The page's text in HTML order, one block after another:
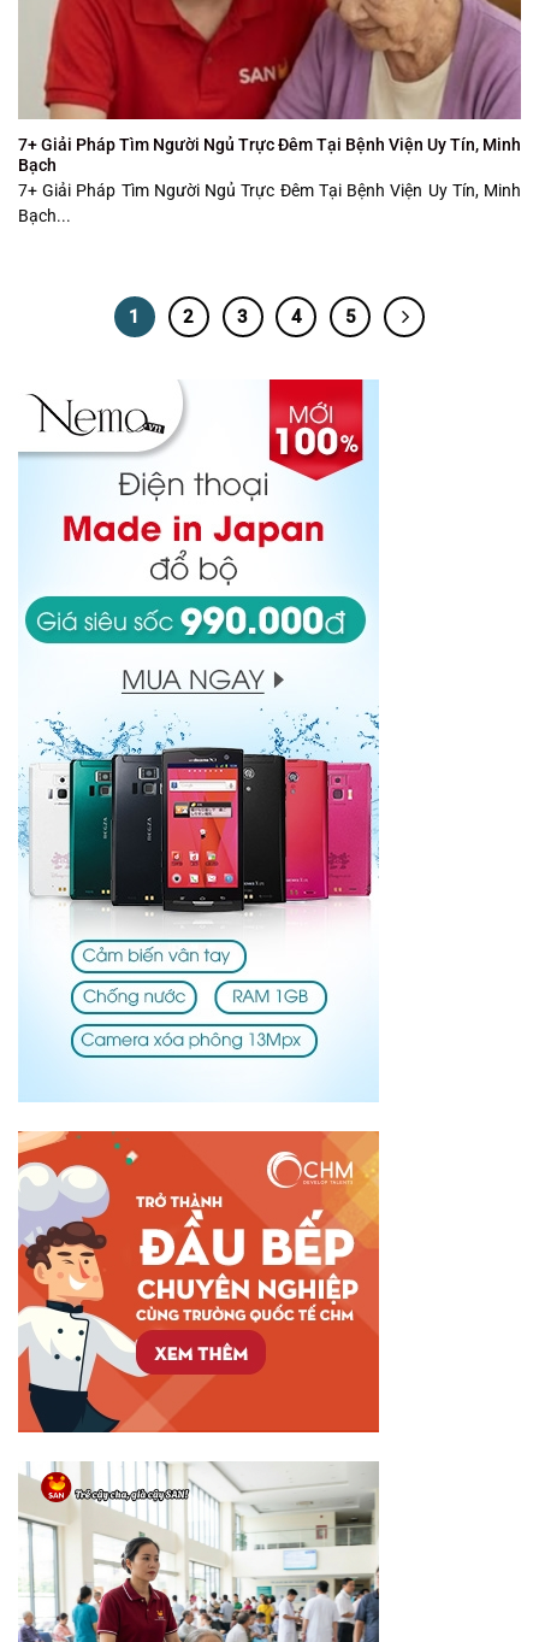
7+ Giải Pháp Tìm Người Ngủ Trực Đêm Tại Bệnh Viện Uy Tín, Minh
Bạch
7+ Giải Pháp Tìm Người Ngủ Trực Đêm Tại Bệnh Viện Uy Tín, Minh
Bạch...
1 2 3 4 5